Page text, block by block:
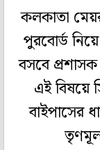
কলকাতা
পুরবোর্ড
বসবে
এই বিষয়ে
বাইপাসের